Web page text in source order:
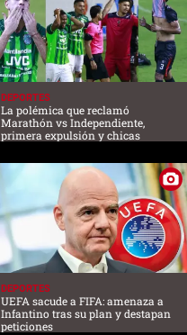
DEPORTES
La polémica que reclamó
Marathón vs Independiente,
primera expulsión y chicas
DEPORTES
UEFA sacude a FIFA: amenaza a
Infantino tras su plan y destapan
peticiones